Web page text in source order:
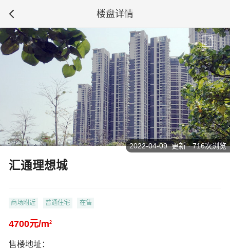
楼盘详情
汇通理想城
商场附近 普通住宅 在售
4700元/m2
售楼地址：
2022-04-09 更新 · 716次浏览